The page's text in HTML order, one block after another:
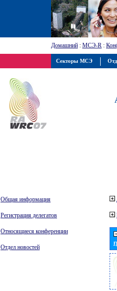
Домашний : МСЭ-R :
Общая информация
Регистрация делегатов
Относящиеся конференции
Отдел новостей
Секторы МСЭ